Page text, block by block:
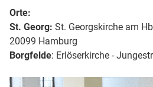
Orte:
St. Georg: St. Georgskirche am
20099 Hamburg
Borgfelde: Erlöserkirche -